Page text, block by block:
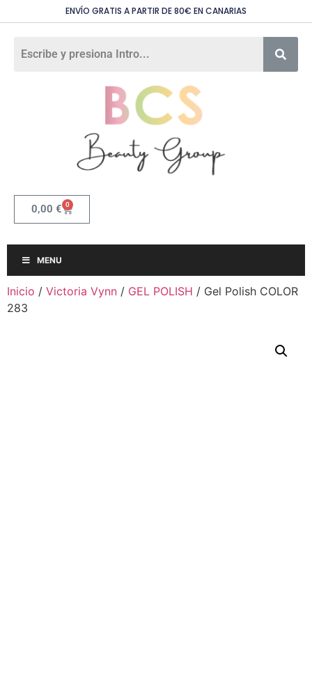
ENVÍO GRATIS A PARTIR DE 80€ EN CANARIAS
0,00 € 0
MENU
Inicio / Victoria Vynn / GEL POLISH / Gel Polish COLOR
283